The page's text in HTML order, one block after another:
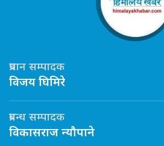
प्रधान सम्पादक
विजय घिमिरे
प्रबन्ध सम्पादक
विकासराज न्यौपाने